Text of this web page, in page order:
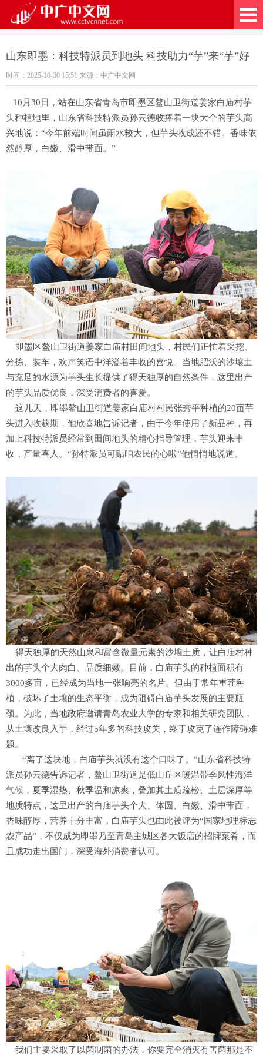
山东即墨：科技特派员到地头 科技助力“芋”来“芋”好
时间：2025-10-30 15:51 来源：中广中文网
10月30日，站在山东省青岛市即墨区鳌山卫街道姜家白庙村芋
头种植地里，山东省科技特派员孙云德收捧着一块大个的芋头高
兴地说：“今年前端时间虽雨水较大，但芋头收成还不错。香味依
然醇厚，白嫩、滑中带面。”
即墨区鳌山卫街道姜家白庙村田间地头，村民们正忙着采挖、
分拣、装车，欢声笑语中洋溢着丰收的喜悦。当地肥沃的沙壤土
与充足的水源为芋头生长提供了得天独厚的自然条件，这里出产
的芋头品质优良，深受消费者的喜爱。
这几天，即墨鳌山卫街道姜家白庙村村民张秀平种植的20亩芋
头进入收获期，他欣喜地告诉记者，由于今年使用了新品种，再
加上科技特派员经常到田间地头的精心指导管理，芋头迎来丰
收，产量喜人。“孙特派员可贴咱农民的心啦”他悄悄地说道。
得天独厚的天然山泉和富含微量元素的沙壤土质，让白庙村种
出的芋头个大肉白、品质细嫩。目前，白庙芋头的种植面积有
3000多亩，已经成为当地一张响亮的名片。但由于常年重茬种
植，破坏了土壤的生态平衡，成为阻碍白庙芋头发展的主要瓶
颈。为此，当地政府邀请青岛农业大学的专家和相关研究团队，
从土壤改良入手，经过5年多的科技攻关，终于攻克了连作障碍难
题。
“离了这块地，白庙芋头就没有这个口味了。”山东省科技特
派员孙云德告诉记者，鳌山卫街道是低山丘区暖温带季风性海洋
气候，夏季湿热、秋季温和凉爽，叠加其土质疏松、土层深厚等
地质特点，这里出产的白庙芋头个大、体圆、白嫩、滑中带面，
香味醇厚，营养十分丰富，白庙芋头也由此被评为“国家地理标志
农产品”，不仅成为即墨乃至青岛主城区各大饭店的招牌菜肴，而
且成功走出国门，深受海外消费者认可。
我们主要采取了以菌制菌的办法，你要完全消灭有害菌那是不